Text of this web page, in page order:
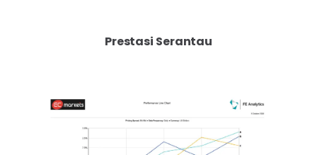
Prestasi Serantau